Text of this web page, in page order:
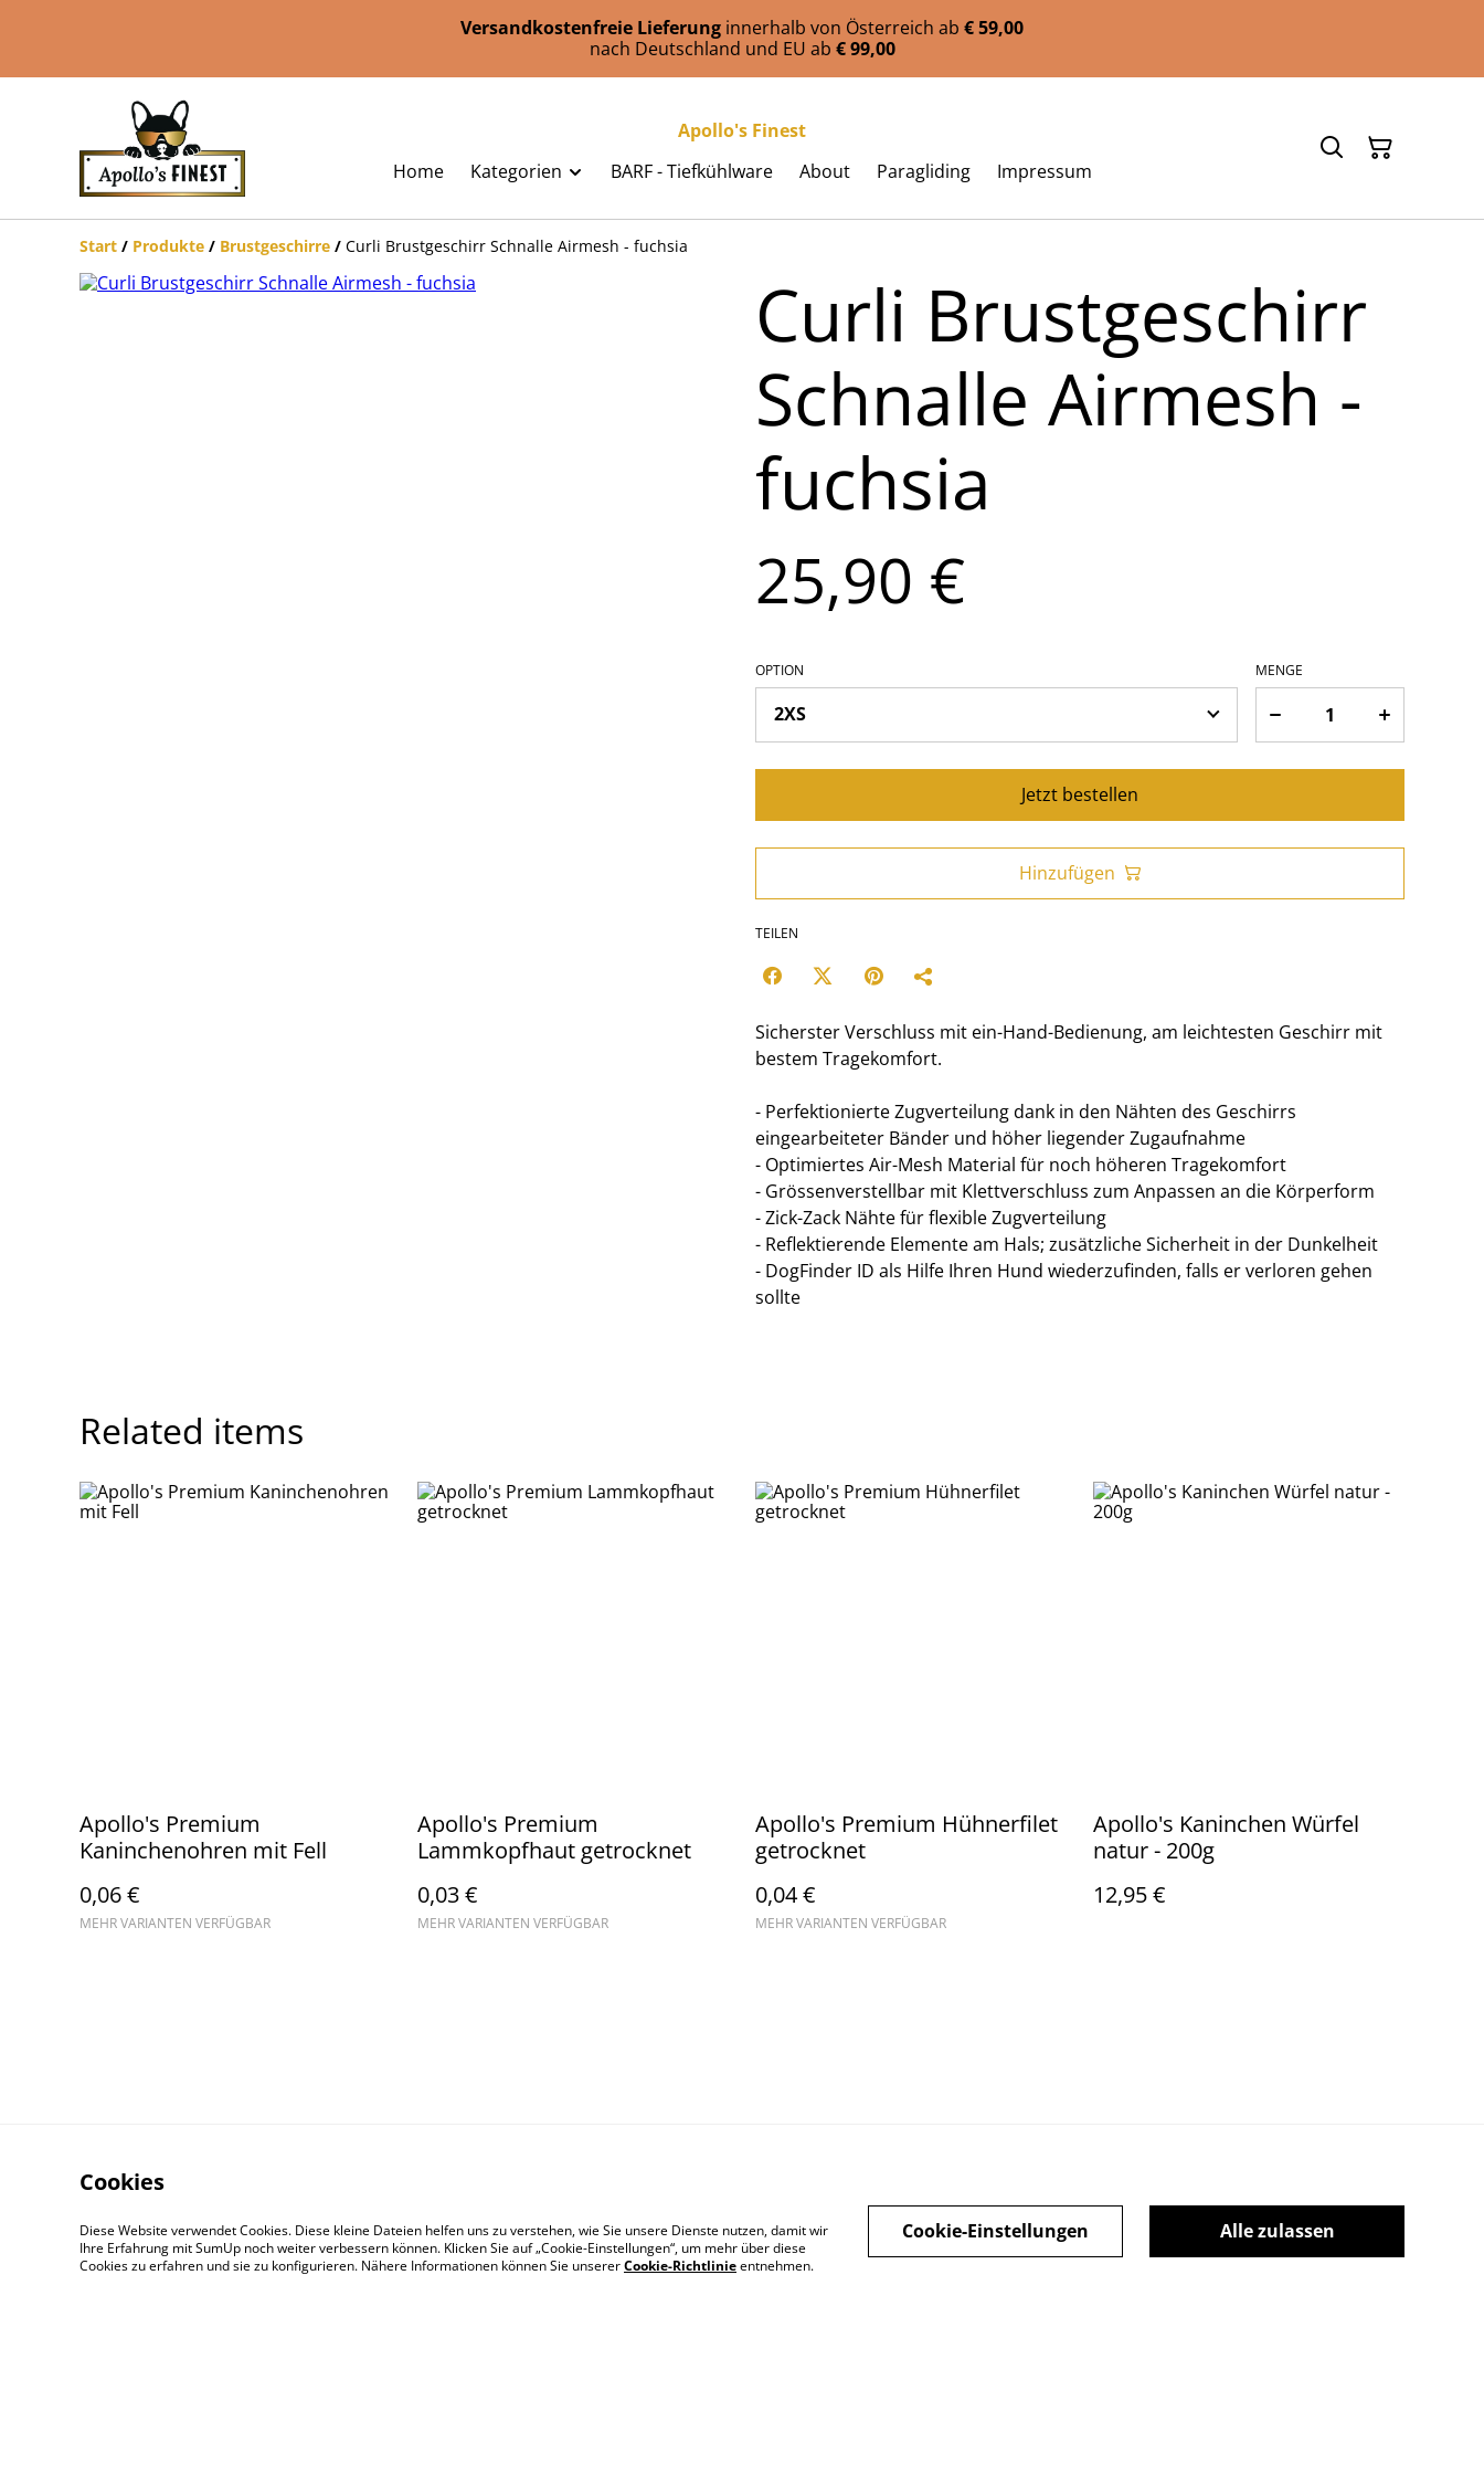
Versandkostenfreie Lieferung innerhalb von Österreich ab € 59,00
nach Deutschland und EU ab € 99,00
Apollo's Finest
Home
Kategorien BARF - Tiefkühlware About Paragliding Impressum
Start / Produkte / Brustgeschirre / Curli Brustgeschirr Schnalle Airmesh - fuchsia
Curli Brustgeschirr
Schnalle Airmesh -
fuchsia
25,90 €
OPTION MENGE
Jetzt bestellen
Hinzufügen
TEILEN
Sicherster Verschluss mit ein-Hand-Bedienung, am leichtesten Geschirr mit
bestem Tragekomfort.
- Perfektionierte Zugverteilung dank in den Nähten des Geschirrs
eingearbeiteter Bänder und höher liegender Zugaufnahme
- Optimiertes Air-Mesh Material für noch höheren Tragekomfort
- Grössenverstellbar mit Klettverschluss zum Anpassen an die Körperform
- Zick-Zack Nähte für flexible Zugverteilung
- Reflektierende Elemente am Hals; zusätzliche Sicherheit in der Dunkelheit
- DogFinder ID als Hilfe Ihren Hund wiederzufinden, falls er verloren gehen
sollte
Related items
Apollo's Premium
Kaninchenohren mit Fell
0,06 €
MEHR VARIANTEN VERFÜGBAR
Apollo's Premium
Lammkopfhaut getrocknet
0,03 €
MEHR VARIANTEN VERFÜGBAR
Apollo's Premium Hühnerfilet
getrocknet
0,04 €
MEHR VARIANTEN VERFÜGBAR
Apollo's Kaninchen Würfel
natur - 200g
12,95 €
Cookies
Diese Website verwendet Cookies. Diese kleine Dateien helfen uns zu verstehen, wie Sie unsere Dienste nutzen, damit wir
Ihre Erfahrung mit SumUp noch weiter verbessern können. Klicken Sie auf „Cookie-Einstellungen“, um mehr über diese
Cookies zu erfahren und sie zu konfigurieren. Nähere Informationen können Sie unsererCookie-Richtlinieentnehmen.
Alle zulassen
Cookie-Einstellungen